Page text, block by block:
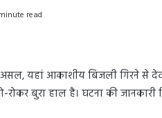
read
यहां आकाशीय बिजली गिरने से
बुरा हाल है। घटना की